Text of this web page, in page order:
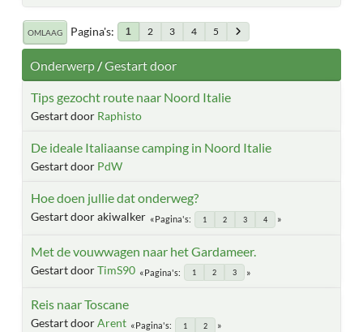
OMLAAG Pagina's 1 2 3 4 5
Onderwerp/Gestart door
Tips gezocht route naar Noord Italie
Gestart door Raphisto
De ideale Italiaanse camping in Noord Italie
Gestart door PdW
Hoe doen jullie dat onderweg?
Gestart door akiwalker Pagina's 1 2 3 4
Met de vouwwagen naar het Gardameer.
Gestart doorTimS90 Pagina's 1 2 3
Reis naar Toscane
Gestart doorArent Pagina's 1 2